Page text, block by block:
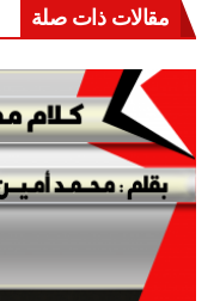
مقالات ذات صلة